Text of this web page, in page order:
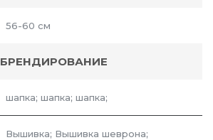
56-60 см
БРЕНДИРОВАНИЕ
шапка; шапка; шапка;
Вышивка; Вышивка шеврона;